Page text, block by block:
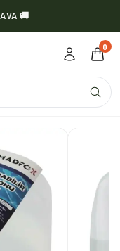
🚚
bedava 🔥
0